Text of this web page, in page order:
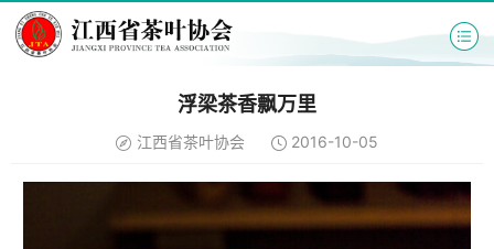
浮梁茶香飘万里
江西省茶叶协会 2016-10-05